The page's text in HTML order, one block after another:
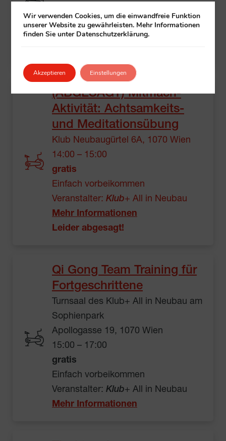
Einfach vorbeikommen
Veranstalter:Klub+ All in Penzing
(ABGESAGT) Mitmach-
Aktivität: Achtsamkeits-
und Meditationsübung
Klub Neubaugürtel 6A, 1070 Wien
14:00 – 15:00
gratis
Einfach vorbeikommen
Veranstalter: Klub+ All in Neubau
Mehr Informationen
Leider abgesagt!
Qi Gong Team Training für
Fortgeschrittene
Turnsaal des Klub+ All in Neubau am
Sophienpark
Apollogasse 19, 1070 Wien
15:00 – 17:00
gratis
Einfach vorbeikommen
Veranstalter: Klub+ All in Neubau
Mehr Informationen
Wir verwenden Cookies, um die einwandfreie Funktion
unserer Website zu gewährleisten. Mehr Informationen
finden Sie unter Datenschutzerklärung.
Akzeptieren Einstellungen